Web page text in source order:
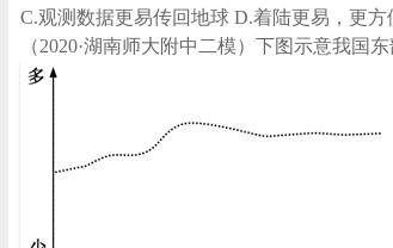
C.观测数据更易传回地球 D.着陆更易，更方
（2020·湖南师大附中二模）下图示意我国